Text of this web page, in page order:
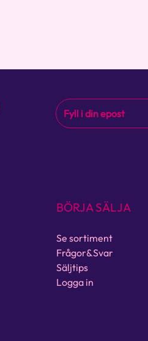
BÖRJA SÄLJA
Se sortiment
Frågor&Svar
Säljtips
Logga in